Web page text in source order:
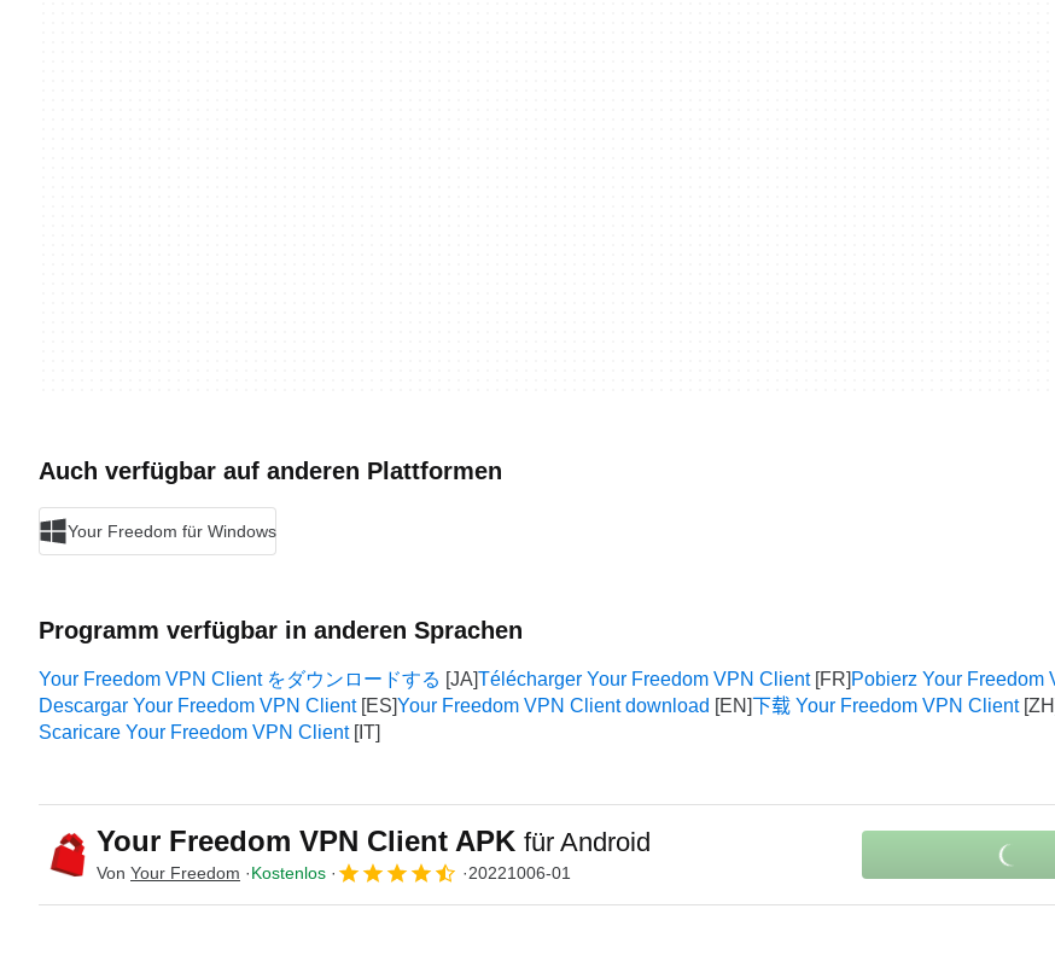
Auch verfügbar auf anderen Plattformen
Your Freedom für Windows
Programm verfügbar in anderen Sprachen
Your Freedom VPN Client をダウンロードする Télécharger Your Freedom VPN Client
Pobierz Your Freedom
Descargar Your Freedom VPN Client
Your Freedom VPN Client download
下载 Your Freedom VPN Client
Scaricare Your Freedom VPN Client
Your Freedom VPN Client APK für Android
Von Your Freedom Kostenlos 20221006-01